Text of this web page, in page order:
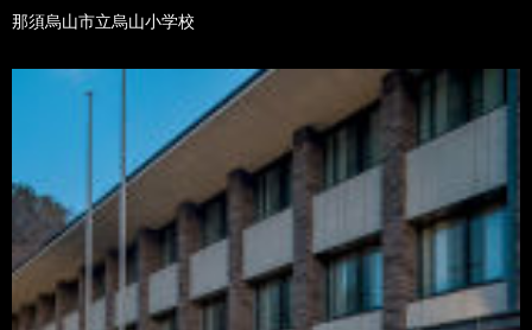
那須烏山市立烏山小学校